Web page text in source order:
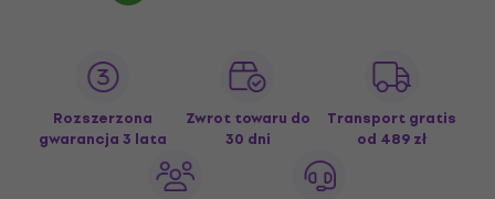
Rozszerzona
gwarancja 3 lata
Zwrot towaru do
30 dni
Transport gratis
od 489 zł